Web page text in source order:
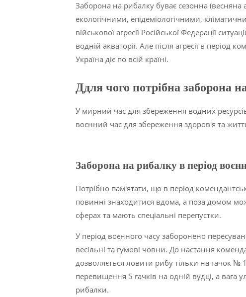
Заборона на рибалку буває сезонна (весняна
екологічними, епідеміологічними,
військової агресії Російської Федерації
водній акваторії. Але після агресії в
Україна діє по всій країні.
Ддля чого потрібна заборона
У мирний час для збереження водних
воєнний час для збереження здоров'я та
Заборона на рибалку в період
Потрібно пам'ятати, що в період
повинні знаходитися вдома, а поза домом
сферах та мають спеціальні перепустки.
У період воєнного часу заборонено
весільні та гумові човни. До настання
дозволяється ловити рибу тільки на гачок
перевищення 5 гачків на одній вудці, а вага
рибалки.